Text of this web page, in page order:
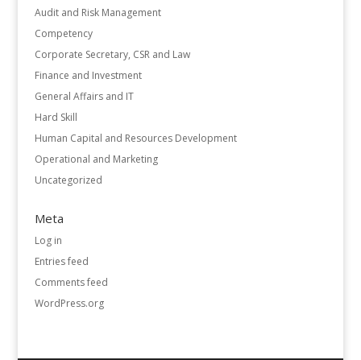
Audit and Risk Management
Competency
Corporate Secretary, CSR and Law
Finance and Investment
General Affairs and IT
Hard Skill
Human Capital and Resources Development
Operational and Marketing
Uncategorized
Meta
Log in
Entries feed
Comments feed
WordPress.org